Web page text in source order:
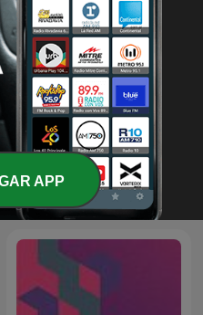
nature ambience (ASMR,
남자 asmr, 남자친구 asmr)
de Salud y
APP